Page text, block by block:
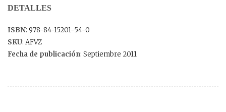
DETALLES
ISBN: 978-84-15201-54-0
SKU: AFVZ
Fecha de publicación: Septiembre 2011